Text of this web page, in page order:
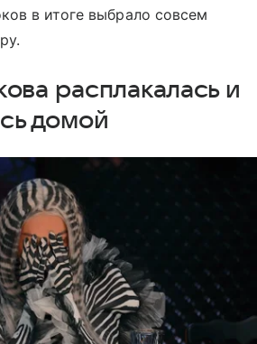
в итоге выбрало совсем
расплакалась и
домой